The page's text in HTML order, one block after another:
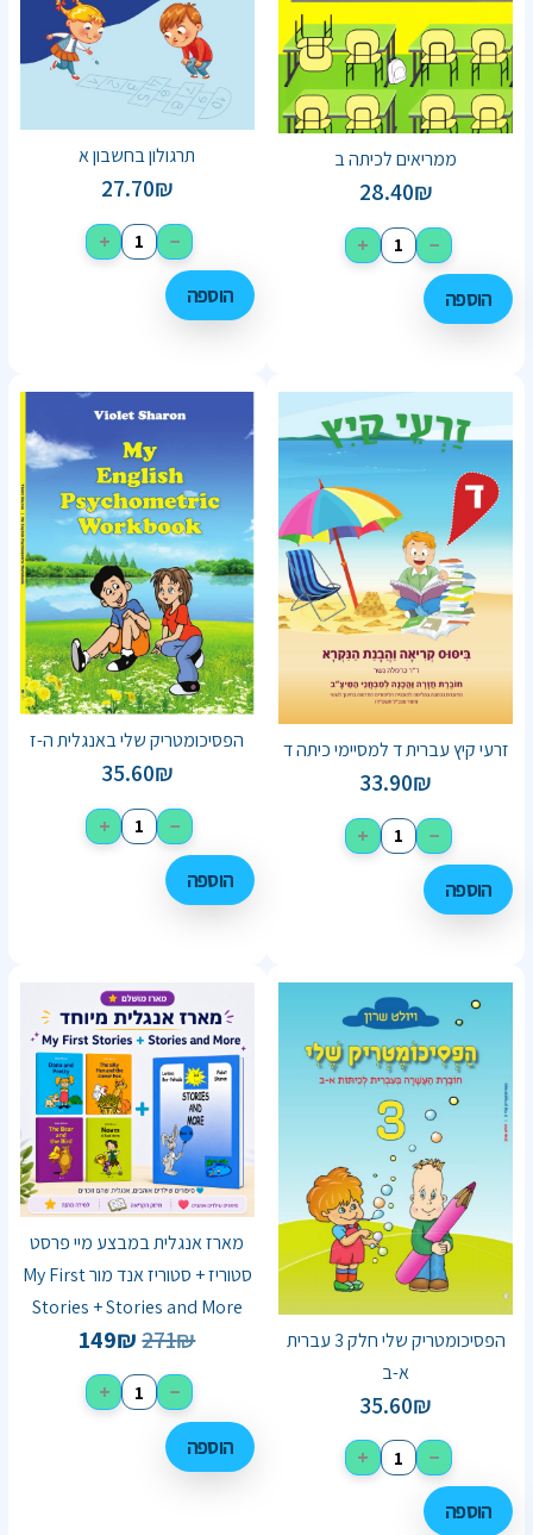
ממריאים לכיתה ב
28.40₪
−
+
הוספה
תרגולון בחשבון א
27.70₪
−
+
הוספה
זרעי קיץ עברית ד למסיימי כיתה ד
33.90₪
−
+
הוספה
הפסיכומטריק שלי באנגלית ה-ז
35.60₪
−
+
הוספה
הפסיכומטריק שלי חלק 3 עברית
א-ב
35.60₪
−
+
הוספה
מארז אנגלית במבצע מיי פרסט
סטוריז + סטוריז אנד מור My First
Stories + Stories and More
271₪
149₪
−
+
הוספה